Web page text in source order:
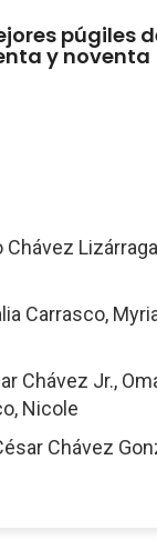
púgiles
y noventa
Chávez
Carrasco,
Chávez Jr.,
Nicole
Chávez